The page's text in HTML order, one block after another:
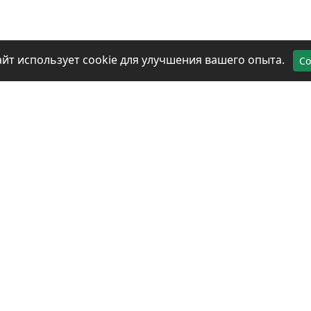
использует cookie для улучшения вашего опыта.